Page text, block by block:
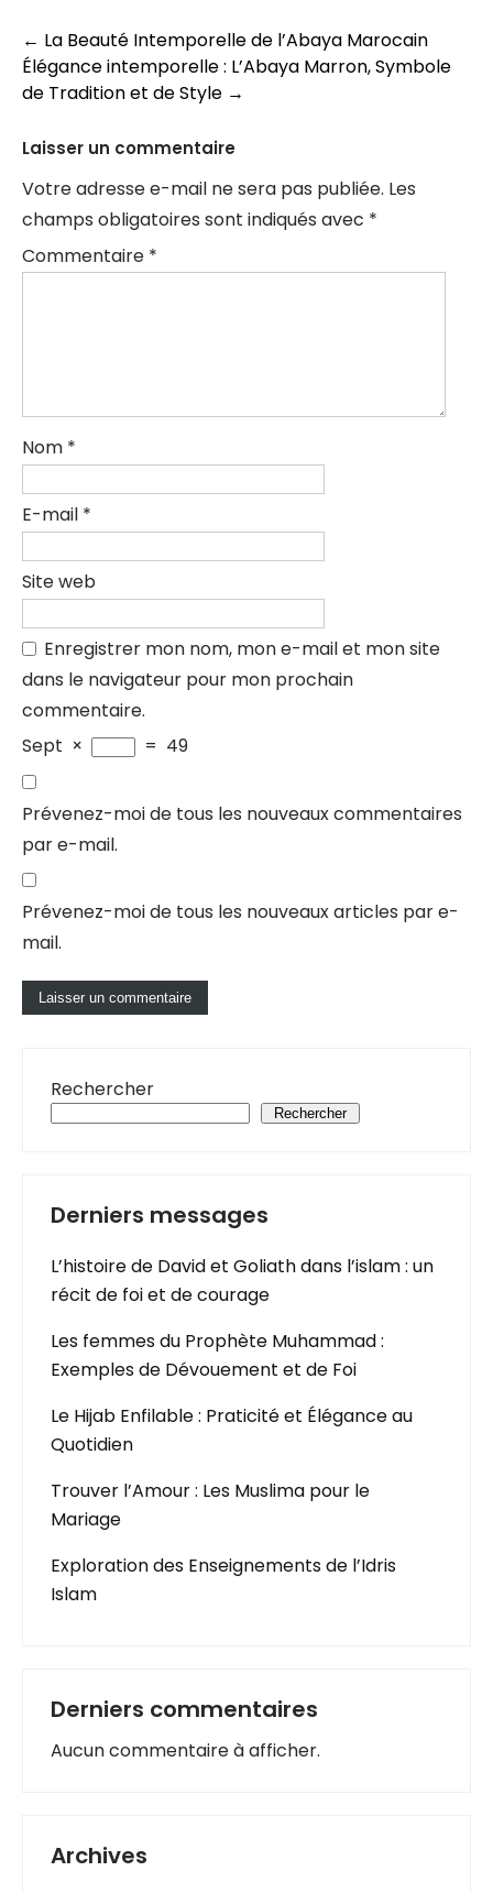
Navigation
des
← La Beauté Intemporelle de l’Abaya Marocain
Élégance intemporelle : L’Abaya Marron, Symbole
de Tradition et de Style →
Laisser un commentaire
Votre adresse e-mail ne sera pas publiée. Les
champs obligatoires sont indiqués avec *
Commentaire *
Nom *
E-mail *
Site web
Enregistrer mon nom, mon e-mail et mon site
dans le navigateur pour mon prochain
commentaire.
Sept × = 49
Prévenez-moi de tous les nouveaux commentaires
par e-mail.
Prévenez-moi de tous les nouveaux articles par e-
mail.
Rechercher
Rechercher
Derniers messages
L’histoire de David et Goliath dans l’islam : un
récit de foi et de courage
Les femmes du Prophète Muhammad :
Exemples de Dévouement et de Foi
Le Hijab Enfilable : Praticité et Élégance au
Quotidien
Trouver l’Amour : Les Muslima pour le
Mariage
Exploration des Enseignements de l’Idris
Islam
Derniers commentaires
Aucun commentaire à afficher.
Archives